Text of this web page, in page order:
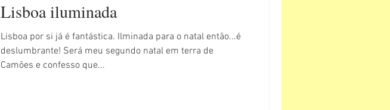
Lisboa iluminada
Lisboa por si já é fantástica. Ilminada para o natal então...é
deslumbrante! Será meu segundo natal em terra de
Camões e confesso que...